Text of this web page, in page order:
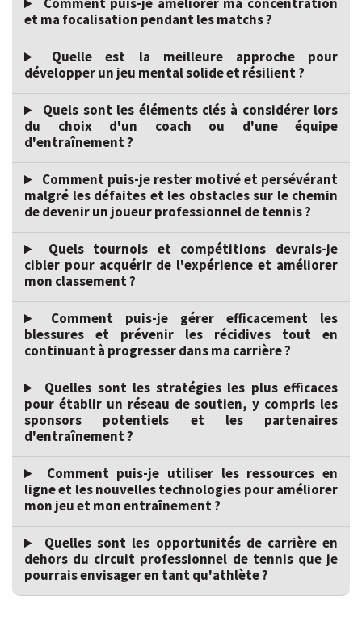
et ma focalisation pendant les matchs ?
Quelle est la meilleure approche pour
développer un jeu mental solide et résilient ?
Quels sont les éléments clés à considérer lors
du choix d'un coach ou d'une équipe
d'entraînement ?
Comment puis-je rester motivé et persévérant
malgré les défaites et les obstacles sur le chemin
de devenir un joueur professionnel de tennis ?
Quels tournois et compétitions devrais-je
cibler pour acquérir de l'expérience et améliorer
mon classement ?
Comment puis-je gérer efficacement les
blessures et prévenir les récidives tout en
continuant à progresser dans ma carrière ?
Quelles sont les stratégies les plus efficaces
pour établir un réseau de soutien, y compris les
sponsors potentiels et les partenaires
d'entraînement ?
Comment puis-je utiliser les ressources en
ligne et les nouvelles technologies pour améliorer
mon jeu et mon entraînement ?
Quelles sont les opportunités de carrière en
dehors du circuit professionnel de tennis que je
pourrais envisager en tant qu'athlète ?